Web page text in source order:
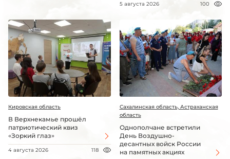
5 августа 2026 100
Кировская область
В Верхнекамье прошёл
патриотический квиз
«Зоркий глаз»
4 августа 2026 118
Сахалинская область, Астраханская
область
Однополчане встретили
День Воздушно-
десантных войск России
на памятных акциях